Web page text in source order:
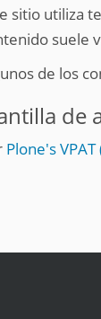
sitio utiliza
suele
de los
de
Plone's VPAT